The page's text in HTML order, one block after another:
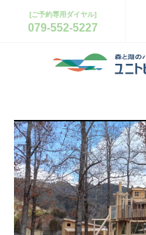
[ご予約専用ダイヤル]
079-552-5227